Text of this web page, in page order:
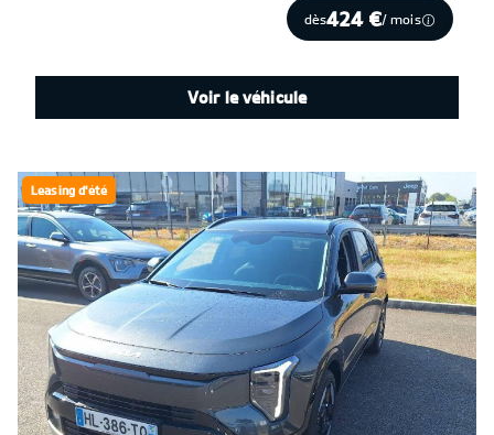
dès424 €/ mois
Voir le véhicule
Leasing d'été